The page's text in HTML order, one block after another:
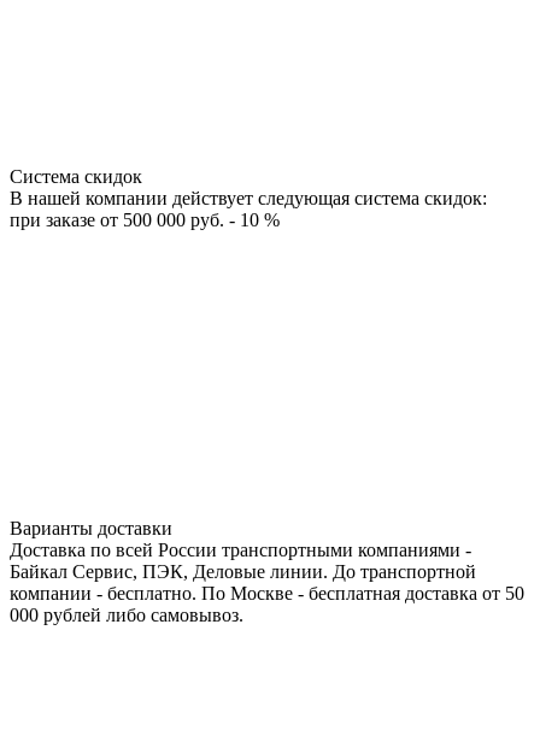
Система скидок
В нашей компании действует следующая система скидок:
при заказе от 500 000 руб. - 10 %
Варианты доставки
Доставка по всей России транспортными компаниями -
Байкал Сервис, ПЭК, Деловые линии. До транспортной
компании - бесплатно. По Москве - бесплатная доставка от 50
000 рублей либо самовывоз.